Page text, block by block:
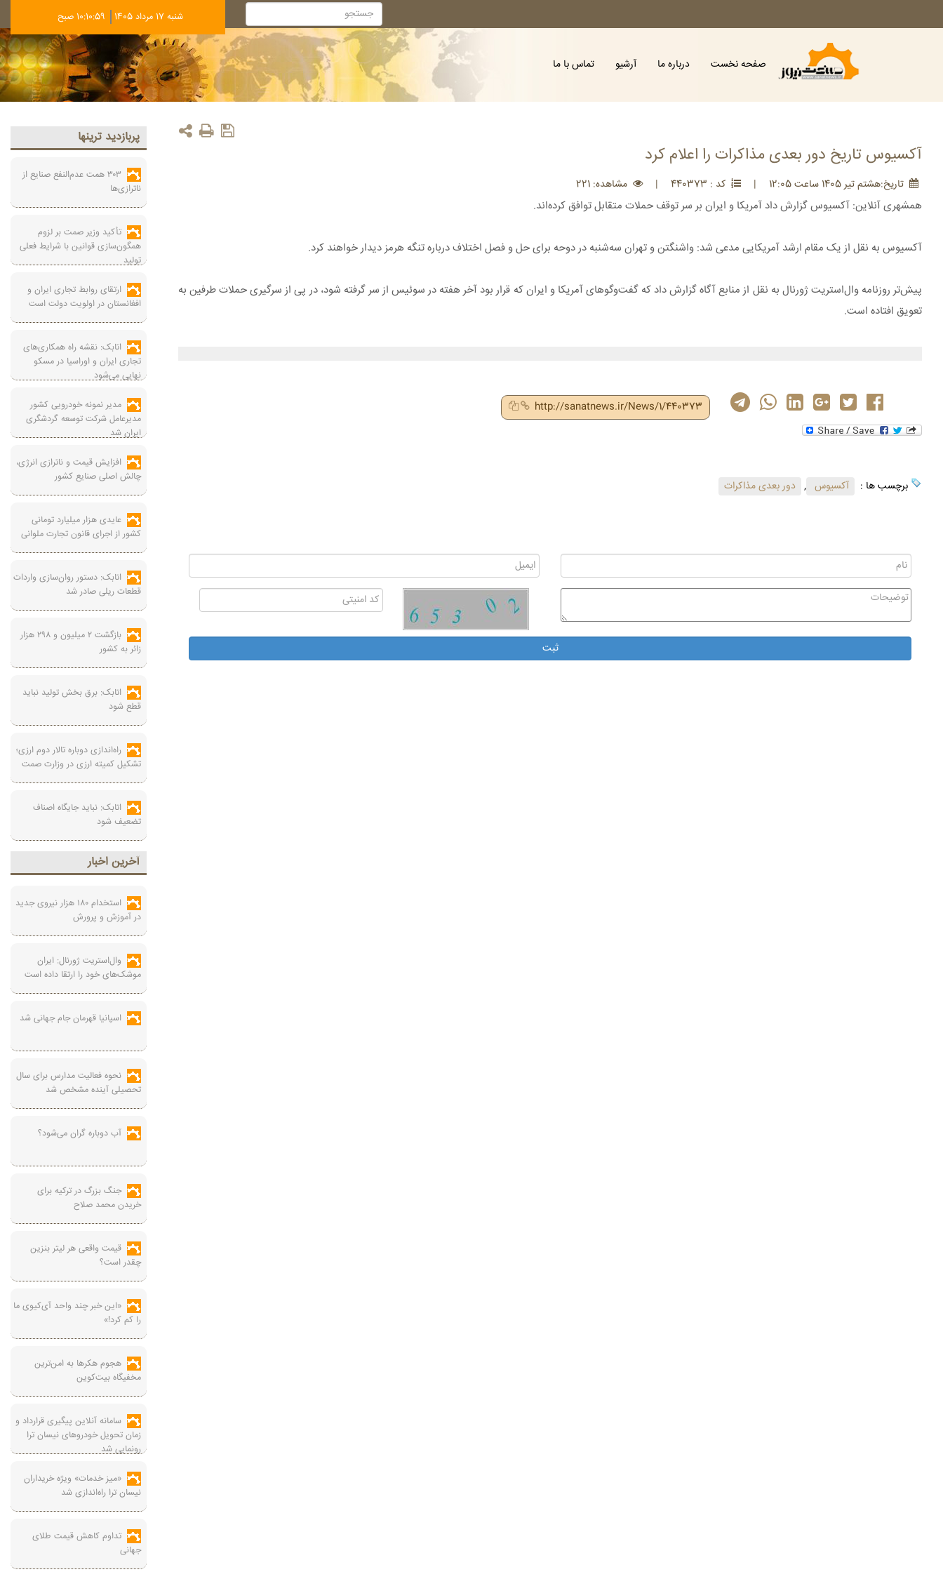
شنبه 17 مرداد 1405 10:11:00 صبح
صفحه نخست درباره ما آرشیو تماس با ما
آکسیوس تاریخ دور بعدی مذاکرات را اعلام کرد
تاريخ:هشتم تير 1405 ساعت 12:05 | کد : 440373 | مشاهده: 221
همشهری آنلاین: آکسیوس گزارش داد آمریکا و ایران بر سر توقف حملات متقابل توافق کرده‌اند.
آکسیوس به نقل از یک مقام ارشد آمریکایی مدعی شد: واشنگتن و تهران سه‌شنبه در دوحه برای حل و فصل اختلاف درباره تنگه هرمز دیدار خواهند کرد.
پیش‌تر روزنامه وال‌استریت ژورنال به نقل از منابع آگاه گزارش داد که گفت‌وگوهای آمریکا و ایران که قرار بود آخر هفته در سوئیس از سر گرفته شود، در پی از سرگیری حملات طرفین به
تعویق افتاده است.
http://sanatnews.ir/News/1/440373
برچسب ها : آکسیوس , دور بعدی مذاکرات
پربازديد ترينها
۳۰۳ همت عدم‌النفع صنایع از
ناترازی‌ها
تأکید وزیر صمت بر لزوم
همگون‌سازی قوانین با شرایط فعلی
تولید
ارتقای روابط تجاری ایران و
افغانستان در اولویت دولت است
اتابک: نقشه راه همکاری‌های
تجاری ایران و اوراسیا در مسکو
نهایی می‌شود
مدیر نمونه خودرویی کشور
مدیرعامل شرکت توسعه گردشگری
ایران شد
افزایش قیمت و ناترازی انرژی،
چالش اصلی صنایع کشور
عایدی هزار میلیارد تومانی
کشور از اجرای قانون تجارت ملوانی
اتابک: دستور روان‌سازی واردات
قطعات ریلی صادر شد
بازگشت ۲ میلیون و ۲۹۸ هزار
زائر به کشور
اتابک: برق بخش تولید نباید
قطع شود
راه‌اندازی دوباره تالار دوم ارزی؛
تشکیل کمیته ارزی در وزارت صمت
اتابک: نباید جایگاه اصناف
تضعیف شود
آخرين اخبار
استخدام ۱۸۰ هزار نیروی جدید
در آموزش‌ و پرورش
وال‌استریت ژورنال: ایران
موشک‌های خود را ارتقا داده است
اسپانیا قهرمان جام جهانی شد
نحوه فعالیت مدارس برای سال
تحصیلی آینده مشخص شد
آب دوباره گران می‌شود؟
جنگ بزرگ در ترکیه برای
خریدن محمد صلاح
قیمت واقعی هر لیتر بنزین
چقدر است؟
«این خبر چند واحد آی‌کیوی ما
را کم کرد!»
هجوم هکرها به امن‌ترین
مخفیگاه بیت‌کوین
سامانه آنلاین پیگیری قرارداد‌ و
زمان تحویل خودرو‌های نیسان ترا
رونمایی شد
«میز خدمات» ویژه خریداران
نیسان ترا راه‌اندازی شد
تداوم کاهش قیمت طلای
جهانی